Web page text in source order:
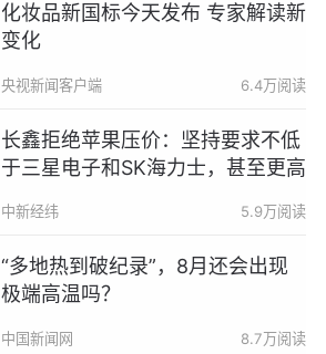
化妆品新国标今天发布 专家解读新
变化
央视新闻客户端 6.4万阅读
长鑫拒绝苹果压价：坚持要求不低
于三星电子和SK海力士，甚至更高
中新经纬 5.9万阅读
“多地热到破纪录”，8月还会出现
极端高温吗？
中国新闻网 8.7万阅读